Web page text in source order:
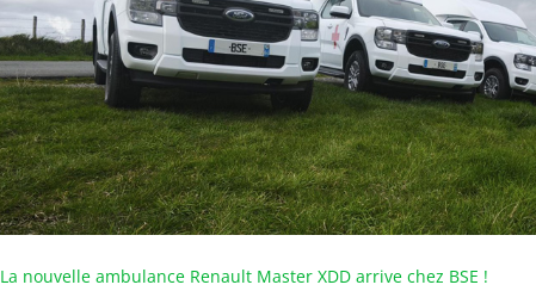
La nouvelle ambulance Renault Master XDD arrive chez BSE !